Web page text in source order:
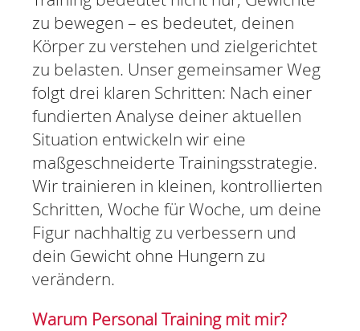
zu bewegen – es bedeutet, deinen
Körper zu verstehen und zielgerichtet
zu belasten. Unser gemeinsamer Weg
folgt drei klaren Schritten: Nach einer
fundierten Analyse deiner aktuellen
Situation entwickeln wir eine
maßgeschneiderte Trainingsstrategie.
Wir trainieren in kleinen, kontrollierten
Schritten, Woche für Woche, um deine
Figur nachhaltig zu verbessern und
dein Gewicht ohne Hungern zu
verändern.
Warum Personal Training mit mir?